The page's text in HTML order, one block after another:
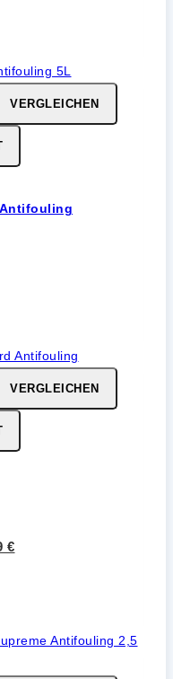
VERGLEICHEN
VERGLEICHEN
€